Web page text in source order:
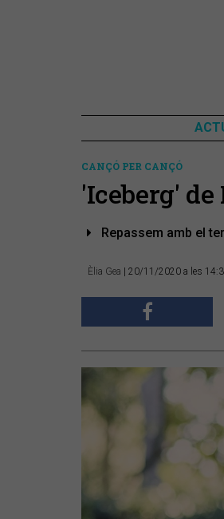
CANÇÓ PER CANÇÓ
'Iceberg'
Repassem amb el
Èlia Gea | 20/11/2020 a les